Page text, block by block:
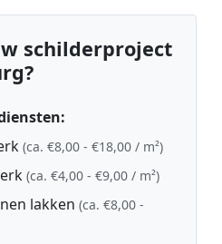
schilderproject
(ca. €8,00 - €18,00 / m²)
(ca. €4,00 - €9,00 / m²)
lakken (ca. €8,00 -